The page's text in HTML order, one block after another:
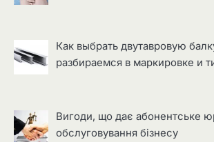
Как выбрать двутавровую
разбираемся в маркировке и
Вигоди, що дає абонентське
обслуговування бізнесу